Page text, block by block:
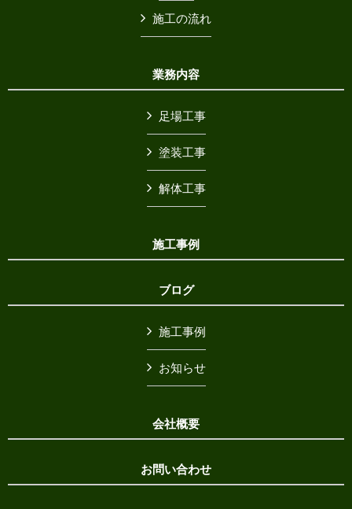
施工の流れ
業務内容
足場工事
塗装工事
解体工事
施工事例
ブログ
施工事例
お知らせ
会社概要
お問い合わせ